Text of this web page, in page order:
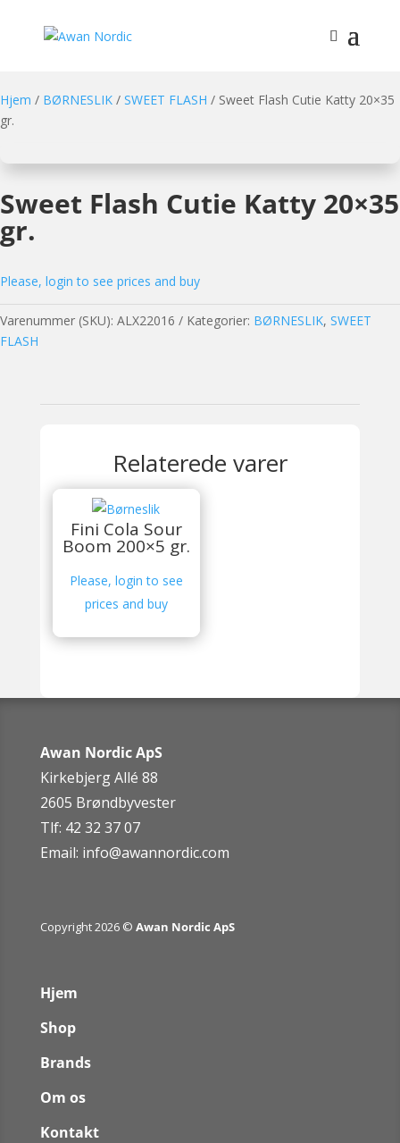
Hjem / BØRNESLIK / SWEET FLASH / Sweet Flash Cutie Katty 20×35
gr.
Sweet Flash Cutie Katty 20×35
gr.
Please, login to see prices and buy
Varenummer (SKU): ALX22016 Kategorier: BØRNESLIK, SWEET
FLASH
Relaterede varer
Fini Cola Sour
Boom 200×5 gr.
Please, login to see
prices and buy
Awan Nordic ApS
Kirkebjerg Allé 88
2605 Brøndbyvester
Tlf: 42 32 37 07
Email: info@awannordic.com
Copyright 2026 © Awan Nordic ApS
Hjem
Shop
Brands
Om os
Kontakt